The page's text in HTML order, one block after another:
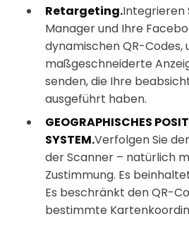
Retargeting.Integrieren
Manager und Ihre
dynamischen QR-Codes,
maßgeschneiderte
senden, die Ihre
ausgeführt haben.
GEOGRAPHISCHES
SYSTEM.Verfolgen Sie
der Scanner – natürlich
Zustimmung. Es
Es beschränkt den QR-
bestimmte